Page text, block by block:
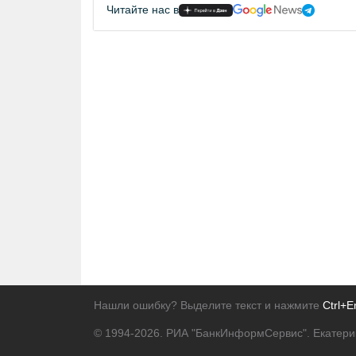
Читайте нас в
Нашли ошибку? Выделите текст и нажмите
© 1994-2026. РИА "БанкИнформСервис".